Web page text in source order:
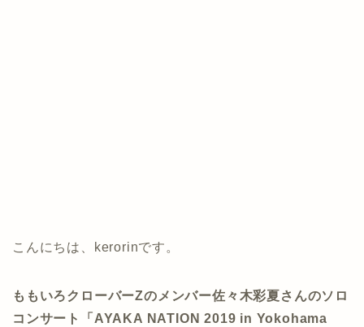
こんにちは、kerorinです。
ももいろクローバーZのメンバー佐々木彩夏さんのソロ
コンサート「AYAKA NATION 2019 in Yokohama